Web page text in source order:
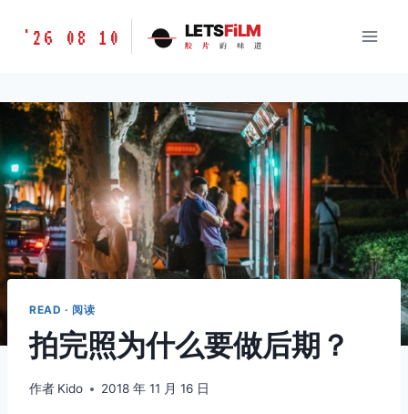
胶
味
道
LETSFILM
'26 08 10 LETSFiLM
胶 片 的 味 道
READ · 阅读
拍完照为什么要做后期？
作者 Kido 2018 年 11 月 16 日